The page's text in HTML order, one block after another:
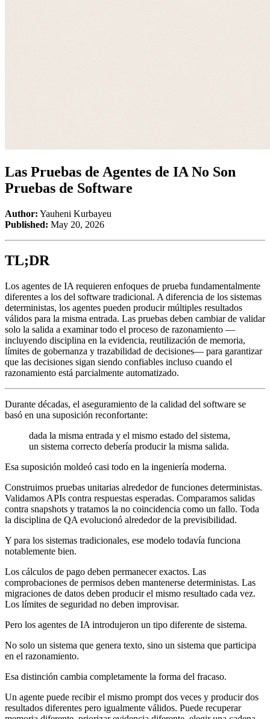
Las Pruebas de Agentes de IA No Son
Pruebas de Software
Author: Yauheni Kurbayeu
Published: May 20, 2026
TL;DR
Los agentes de IA requieren enfoques de prueba fundamentalmente
diferentes a los del software tradicional. A diferencia de los sistemas
deterministas, los agentes pueden producir múltiples resultados
válidos para la misma entrada. Las pruebas deben cambiar de validar
solo la salida a examinar todo el proceso de razonamiento —
incluyendo disciplina en la evidencia, reutilización de memoria,
límites de gobernanza y trazabilidad de decisiones— para garantizar
que las decisiones sigan siendo confiables incluso cuando el
razonamiento está parcialmente automatizado.
Durante décadas, el aseguramiento de la calidad del software se
basó en una suposición reconfortante:
dada la misma entrada y el mismo estado del sistema,
un sistema correcto debería producir la misma salida.
Esa suposición moldeó casi todo en la ingeniería moderna.
Construimos pruebas unitarias alrededor de funciones deterministas.
Validamos APIs contra respuestas esperadas. Comparamos salidas
contra snapshots y tratamos la no coincidencia como un fallo. Toda
la disciplina de QA evolucionó alrededor de la previsibilidad.
Y para los sistemas tradicionales, ese modelo todavía funciona
notablemente bien.
Los cálculos de pago deben permanecer exactos. Las
comprobaciones de permisos deben mantenerse deterministas. Las
migraciones de datos deben producir el mismo resultado cada vez.
Los límites de seguridad no deben improvisar.
Pero los agentes de IA introdujeron un tipo diferente de sistema.
No solo un sistema que genera texto, sino un sistema que participa
en el razonamiento.
Esa distinción cambia completamente la forma del fracaso.
Un agente puede recibir el mismo prompt dos veces y producir dos
resultados diferentes pero igualmente válidos. Puede recuperar